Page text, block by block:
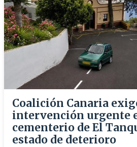
Coalición Canaria
intervención urgente
cementerio de El
estado de deterioro